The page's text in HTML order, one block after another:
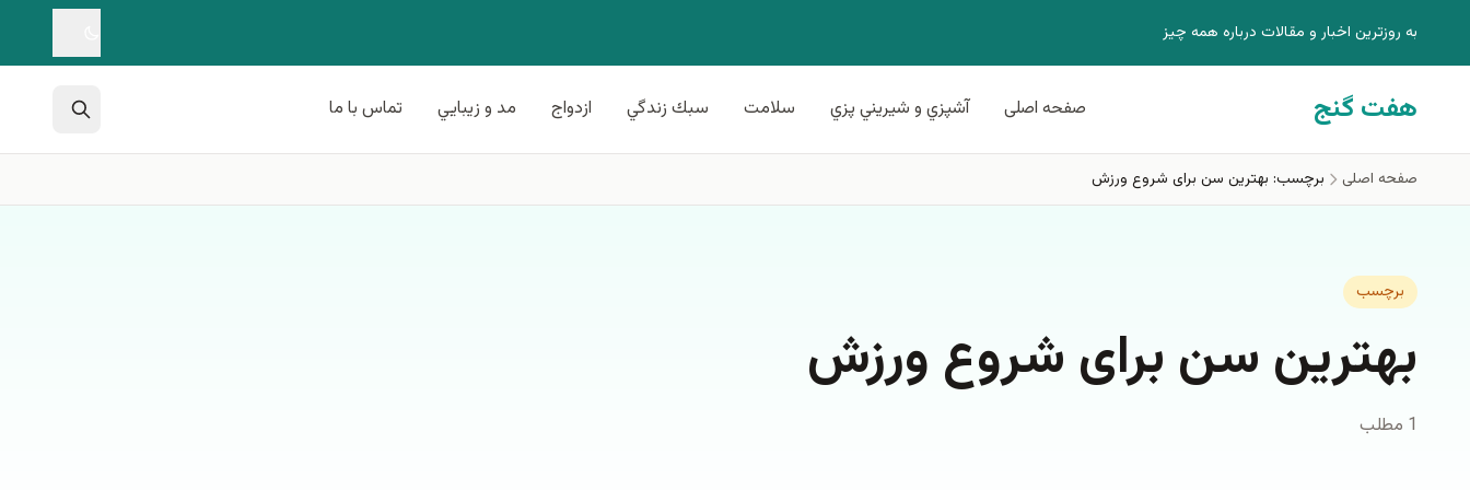
به روزترين اخبار و مقالات درباره همه چيز
هفت گنج صفحه اصلی آشپزي و شيريني پزي سلامت سبك زندگي ازدواج مد و زيبايي تماس با ما
صفحه اصلی برچسب: بهترین سن برای شروع ورزش
برچسب
بهترین سن برای شروع ورزش
1 مطلب